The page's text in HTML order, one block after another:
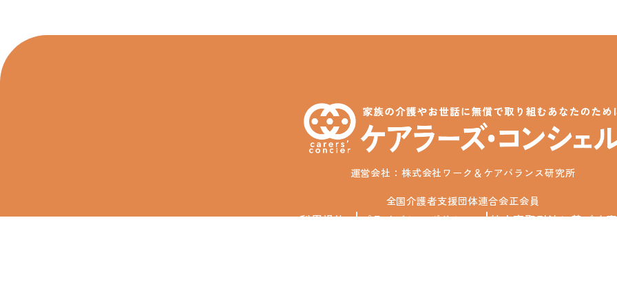
運営会社：株式会社ワーク＆ケアバランス研究所
全国介護者支援団体連合会正会員
利用規約 プライバシーポリシー 特定商取引法に基づく